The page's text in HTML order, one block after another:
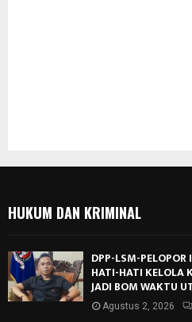
HUKUM DAN KRIMINAL
DPP-LSM-
HATI-HATI KELOLA
JADI BOM WAKTU
Agustus 2, 2026